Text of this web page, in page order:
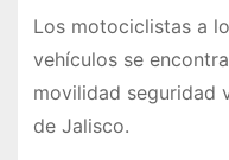
Los motociclistas a
vehículos se
movilidad seguridad
de Jalisco.